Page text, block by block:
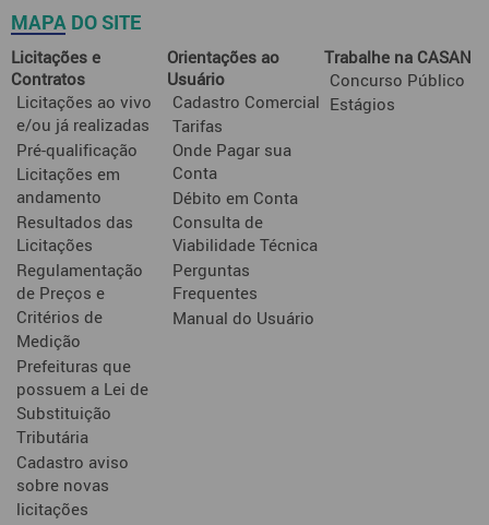
MAPA DO SITE
Licitações e
Contratos
Licitações ao vivo
e/ou já realizadas
Pré-qualificação
Licitações em
andamento
Resultados das
Licitações
Regulamentação
de Preços e
Critérios de
Medição
Prefeituras que
possuem a Lei de
Substituição
Tributária
Cadastro aviso
sobre novas
licitações
Orientações ao
Usuário
Cadastro Comercial
Tarifas
Onde Pagar sua
Conta
Débito em Conta
Consulta de
Viabilidade Técnica
Perguntas
Frequentes
Manual do Usuário
Trabalhe na CASAN
Concurso Público
Estágios